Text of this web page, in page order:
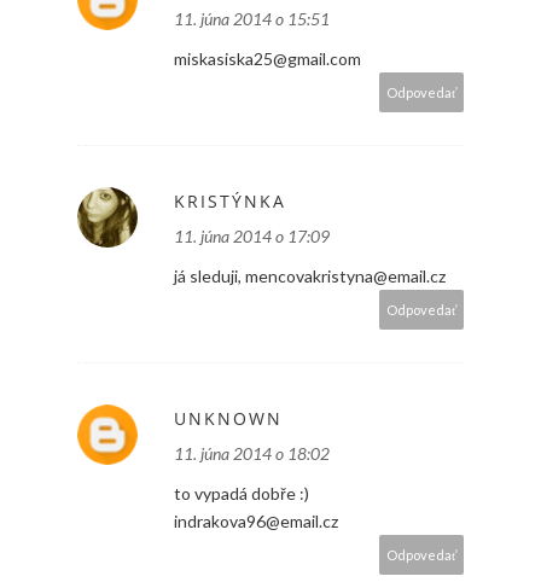
11. júna 2014 o 15:51
miskasiska25@gmail.com
Odpovedať
KRISTÝNKA
11. júna 2014 o 17:09
já sleduji, mencovakristyna@email.cz
Odpovedať
UNKNOWN
11. júna 2014 o 18:02
to vypadá dobře :)
indrakova96@email.cz
Odpovedať